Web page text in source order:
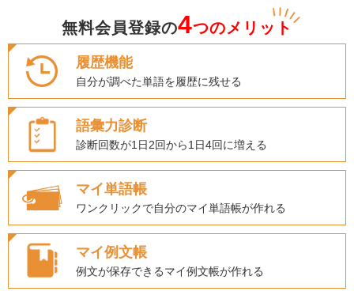
無料会員登録の4つのメリット
履歴機能
自分が調べた単語を履歴に残せる
語彙力診断
診断回数が1日2回から1日4回に増える
マイ単語帳
ワンクリックで自分のマイ単語帳が作れる
マイ例文帳
例文が保存できるマイ例文帳が作れる